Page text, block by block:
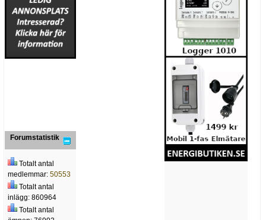
Forumstatistik
Totalt antal
medlemmar: 50553
Totalt antal
inlägg: 860964
Totalt antal